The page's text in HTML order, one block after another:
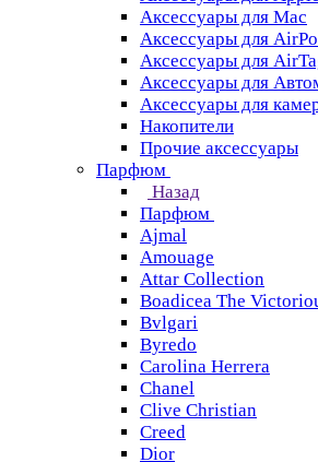
Аксессуары для Mac
Аксессуары для
Аксессуары для
Аксессуары для
Аксессуары для
Накопители
Прочие аксессуары
Парфюм
Назад
Парфюм
Ajmal
Amouage
Attar Collection
Boadicea The
Bvlgari
Byredo
Carolina Herrera
Chanel
Clive Christian
Creed
Dior